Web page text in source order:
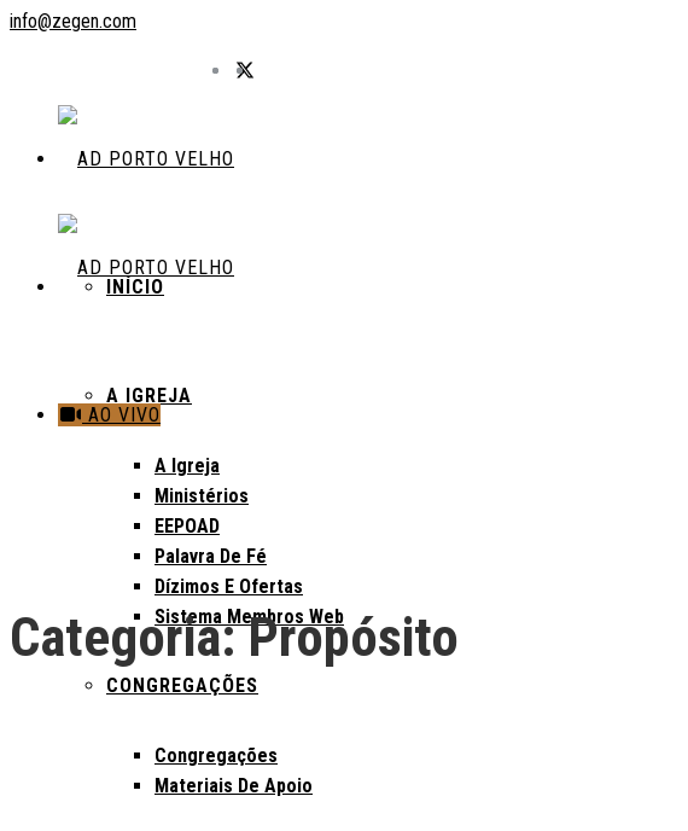
info@zegen.com
INÍCIO
A IGREJA
A Igreja
Ministérios
EEPOAD
Palavra De Fé
Dízimos E Ofertas
Sistema Membros Web
CONGREGAÇÕES
Congregações
Materiais De Apoio
AO VIVO
Categoria:Propósito